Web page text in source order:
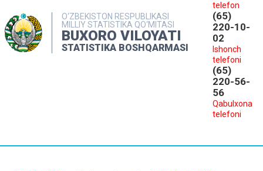
O‘ZBEKISTON RESPUBLIKASI
MILLIY STATISTIKA QO‘MITASI
BUXORO VILOYATI
STATISTIKA BOSHQARMASI
telefon
(65)
220-10-
02
Ishonch
telefoni
(65)
220-56-
56
Qabulxona
telefoni
MATBUOT XIZMATI
MUROJAATLAR